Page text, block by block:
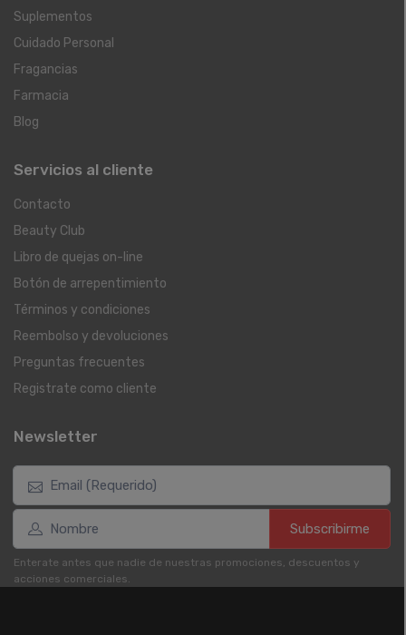
Suplementos
Cuidado Personal
Fragancias
Farmacia
Blog
Servicios al cliente
Contacto
Beauty Club
Libro de quejas on-line
Botón de arrepentimiento
Términos y condiciones
Reembolso y devoluciones
Preguntas frecuentes
Registrate como cliente
Newsletter
Subscribirme
Enterate antes que nadie de nuestras promociones, descuentos y
acciones comerciales.